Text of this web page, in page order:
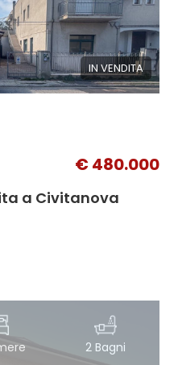
IN VENDITA
€ 480.000
a Civitanova
2 Bagni